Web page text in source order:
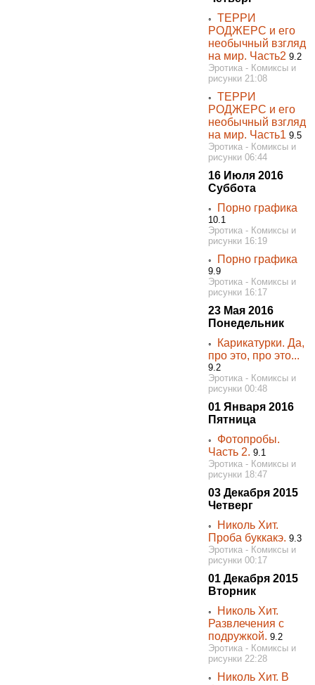
◦ ТЕРРИ
РОДЖЕРС и его
необычный взгляд
на мир. Часть29.2
Эротика - Комиксы и
рисунки 21:08
◦ ТЕРРИ
РОДЖЕРС и его
необычный взгляд
на мир. Часть1 9.5
Эротика - Комиксы и
рисунки 06:44
16 Июля 2016
Суббота
◦ Порно графика
10.1
Эротика - Комиксы и
рисунки 16:19
◦
Порно графика
9.9
Эротика - Комиксы и
рисунки 16:17
23 Мая 2016
Понедельник
◦
Карикатурки. Да,
про это, про это...
9.2
Эротика - Комиксы и
рисунки 00:48
01 Января 2016
Пятница
◦ Фотопробы.
Часть 2.9.1
Эротика - Комиксы и
рисунки 18:47
03 Декабря 2015
Четверг
◦
Николь Хит.
Проба буккакэ.9.3
Эротика - Комиксы и
рисунки 00:17
01 Декабря 2015
Вторник
◦
Николь Хит.
Развлечения с
подружкой. 9.2
Эротика - Комиксы и
рисунки 22:28
◦
Николь Хит. В